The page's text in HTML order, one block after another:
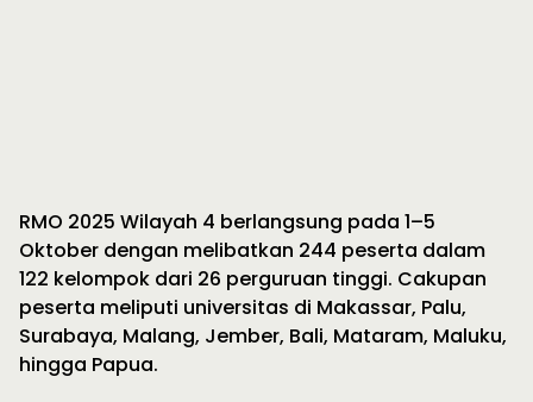
RMO 2025 Wilayah 4 berlangsung pada 1–5
Oktober dengan melibatkan 244 peserta dalam
122 kelompok dari 26 perguruan tinggi. Cakupan
peserta meliputi universitas di Makassar, Palu,
Surabaya, Malang, Jember, Bali, Mataram, Maluku,
hingga Papua.